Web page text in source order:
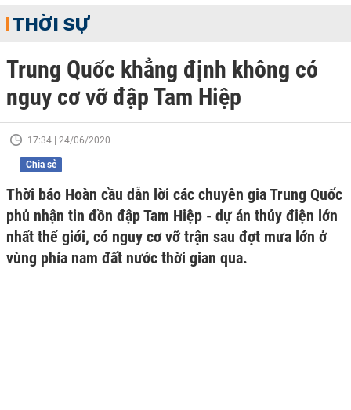
THỜI SỰ
Trung Quốc khẳng định không có
nguy cơ vỡ đập Tam Hiệp
17:34 | 24/06/2020
Chia sẻ
Thời báo Hoàn cầu dẫn lời các chuyên gia Trung Quốc
phủ nhận tin đồn đập Tam Hiệp - dự án thủy điện lớn
nhất thế giới, có nguy cơ vỡ trận sau đợt mưa lớn ở
vùng phía nam đất nước thời gian qua.